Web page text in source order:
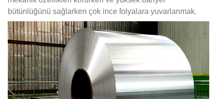
bütünlüğünü sağlarken çok ince folyalara yuvarlanmak.